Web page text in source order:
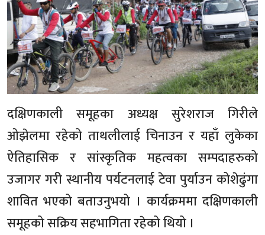
दक्षिणकाली समूहका अध्यक्ष सुरेशराज गिरीले
ओझेलमा रहेको ताथलीलाई चिनाउन र यहाँ लुकेका
ऐतिहासिक र सांस्कृतिक महत्वका सम्पदाहरुको
उजागर गरी स्थानीय पर्यटनलाई टेवा पुर्याउन कोशेढुंगा
शावित भएको बताउनुभयो । कार्यक्रममा दक्षिणकाली
समूहको सक्रिय सहभागिता रहेको थियो ।